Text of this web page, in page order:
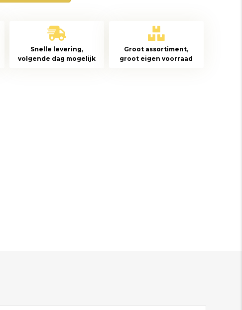
Snelle levering,
volgende dag mogelijk
Groot assortiment,
groot eigen voorraad